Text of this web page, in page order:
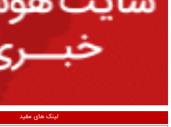
لینک های مفید